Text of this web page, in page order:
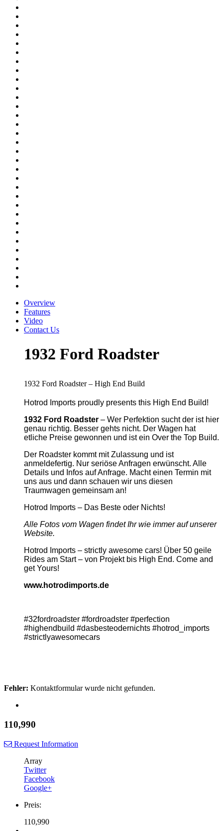
Overview
Features
Video
Contact Us
1932 Ford Roadster
1932 Ford Roadster – High End Build
Hotrod Imports proudly presents this High End Build!
1932 Ford Roadster – Wer Perfektion sucht der ist hier
genau richtig. Besser gehts nicht. Der Wagen hat
etliche Preise gewonnen und ist ein Over the Top Build.
Der Roadster kommt mit Zulassung und ist
anmeldefertig. Nur seriöse Anfragen erwünscht. Alle
Details und Infos auf Anfrage. Macht einen Termin mit
uns aus und dann schauen wir uns diesen
Traumwagen gemeinsam an!
Hotrod Imports – Das Beste oder Nichts!
Alle Fotos vom Wagen findet Ihr wie immer auf unserer
Website.
Hotrod Imports – strictly awesome cars! Über 50 geile
Rides am Start – von Projekt bis High End. Come and
get Yours!
www.hotrodimports.de
#32fordroadster #fordroadster #perfection
#highendbuild #dasbesteodernichts #hotrod_imports
#strictlyawesomecars
Fehler: Kontaktformular wurde nicht gefunden.
110,990
Request Information
Array
Twitter
Facebook
Google+
Preis:
110,990